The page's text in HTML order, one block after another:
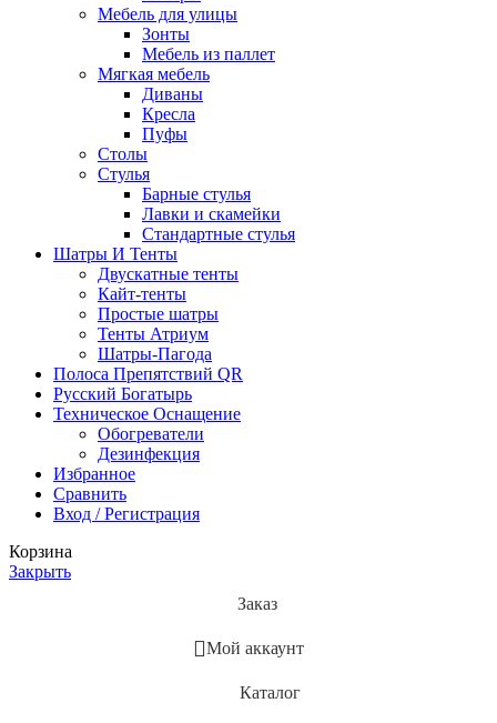
Мебель для улицы
Зонты
Мебель из паллет
Мягкая мебель
Диваны
Кресла
Пуфы
Столы
Стулья
Барные стулья
Лавки и скамейки
Стандартные стулья
Шатры И Тенты
Двускатные тенты
Кайт-тенты
Простые шатры
Тенты Атриум
Шатры-Пагода
Полоса Препятствий QR
Русский Богатырь
Техническое Оснащение
Обогреватели
Дезинфекция
Избранное
Сравнить
Вход / Регистрация
Корзина
Закрыть
Заказ
Мой аккаунт
Каталог